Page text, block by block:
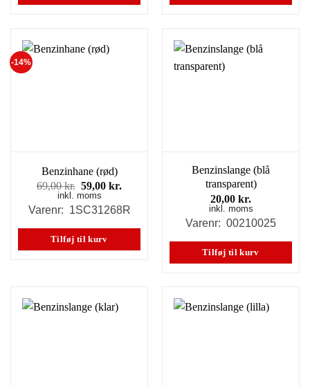
-14%
Benzinhane (rød)
69,00kr. Den
oprindelige
pris
69,00 kr..
59,00kr.
pris
59,00 kr..
inkl. moms
Varenr: 1SC31268R
Tilføj til kurv
Benzinslange (blå
transparent)
20,00 kr.
inkl. moms
Varenr: 00210025
Tilføj til kurv